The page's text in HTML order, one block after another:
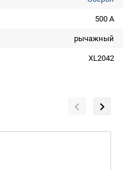
500 А
рычажный
XL2042